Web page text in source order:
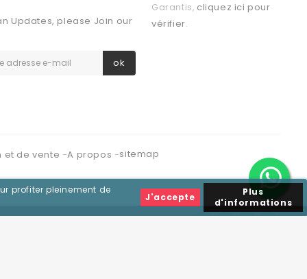
profiter pleinement de
J'accepte
Plus
d'informations
Updates, please Join our
ok
et de vente A propos sitemap
Garantis, cliquez ici pour
vérifier.